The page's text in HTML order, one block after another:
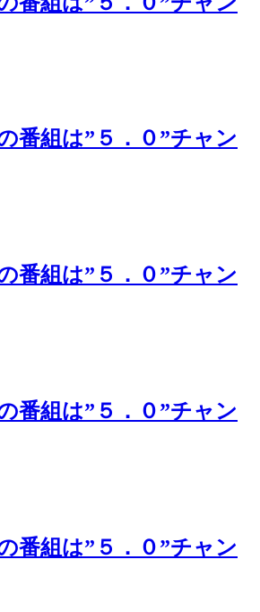
番組は”５．０”チャン
番組は”５．０”チャン
番組は”５．０”チャン
番組は”５．０”チャン